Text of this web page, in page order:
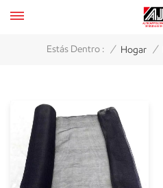
Estás Dentro : / Hogar /